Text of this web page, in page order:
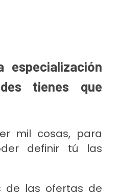
tienes que
mil cosas, para
definir tú las
de las ofertas de